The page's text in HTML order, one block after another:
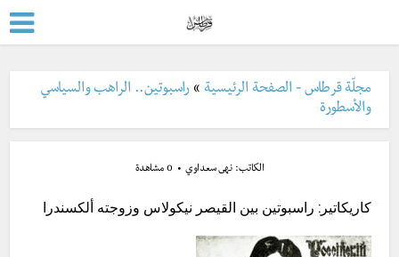
مجلّة قرطاس - الصفحة الرئيسية »راسبوتين.. الراهب والسياسي
والأسطورة
الكاتب:نهى سعداوي 0 مشاهدة
كاريكاتير: راسبوتين بين القيصر نيكولاس وزوجته ألكسندرا